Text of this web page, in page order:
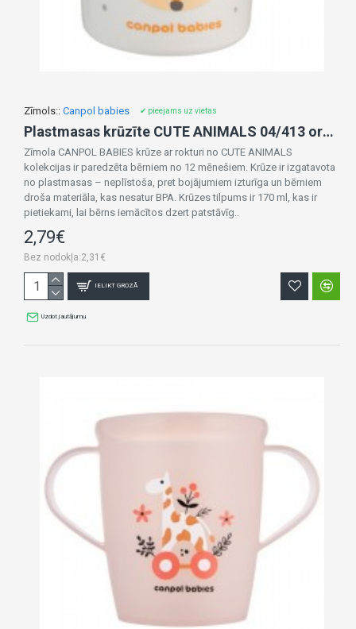
Zīmols:: Canpol babies ✔ pieejams uz vietas
Plastmasas krūzīte CUTE ANIMALS 04/413 orange FOX
Zīmola CANPOL BABIES krūze ar rokturi no CUTE ANIMALS
kolekcijas ir paredzēta bērniem no 12 mēnešiem. Krūze ir izgatavota
no plastmasas – neplīstoša, pret bojājumiem izturīga un bērniem
droša materiāla, kas nesatur BPA. Krūzes tilpums ir 170 ml, kas ir
pietiekami, lai bērns iemācītos dzert patstāvīg..
2,79€
Bez nodokļa:2,31€
IELIKT GROZĀ
Uzdot jautājumu